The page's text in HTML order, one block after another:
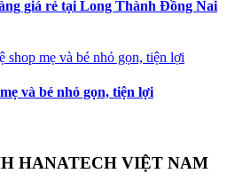
giá rẻ tại Long Thành Đồng Nai
và bé nhỏ gọn, tiện lợi
HANATECH VIỆT NAM